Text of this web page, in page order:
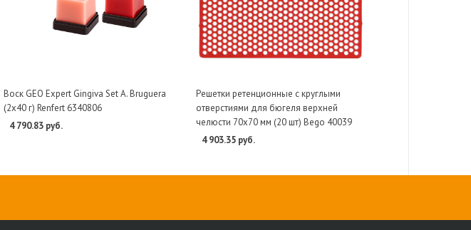
Воск GEO Expert Gingiva Set А. Bruguera
(2х40 г) Renfert 6340806
4 790.83 руб.
Решетки ретенционные с круглыми
отверстиями для бюгеля верхней
челюсти 70х70 мм (20 шт) Bego 40039
4 903.35 руб.